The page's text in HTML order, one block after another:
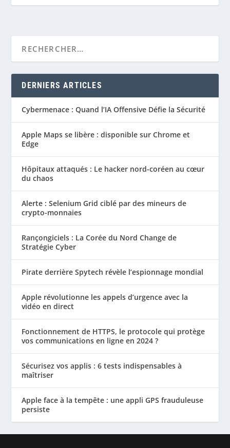
DERNIERS ARTICLES
Cybermenace : Quand l’IA Offensive Défie la Sécurité
Apple Maps se libère : disponible sur Chrome et
Edge
Hôpitaux attaqués : Le hacker nord-coréen au cœur
du chaos
Alerte : Selenium Grid ciblé par des mineurs de
crypto-monnaies
Rançongiciels : La Corée du Nord Change de
Stratégie Cyber
Pirate derrière Spytech révèle l’espionnage mondial
Apple révolutionne les appels d’urgence avec la
vidéo en direct
Fonctionnement de HTTPS, le protocole qui protège
vos communications en ligne en 2024 ?
Sécurisez vos applis : 6 tests indispensables à
maîtriser
Apple face à la tempête : une appli GPS frauduleuse
persiste